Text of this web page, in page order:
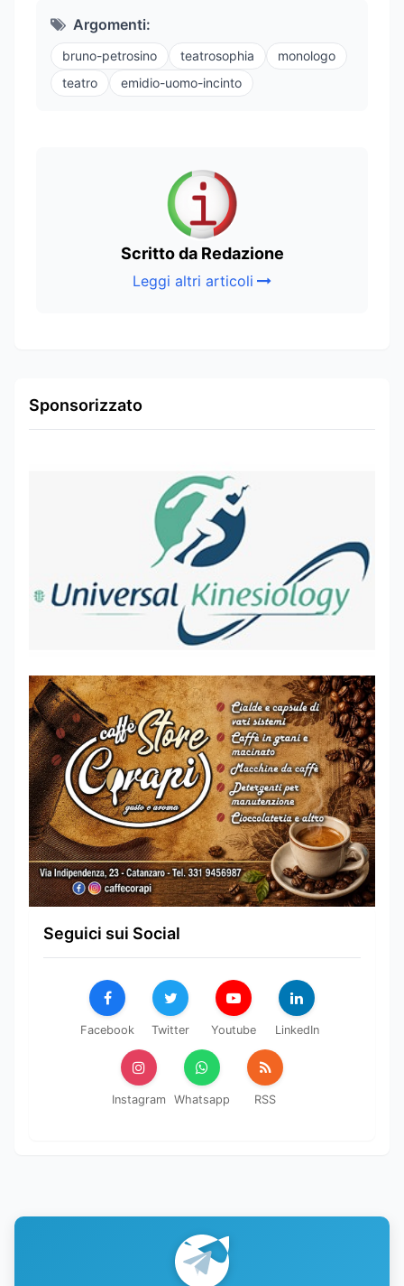
Argomenti:
bruno-petrosino teatrosophia
monologo
teatro
emidio-uomo-incinto
Scritto da Redazione
Leggi altri articoli
Sponsorizzato
Seguici sui Social
Facebook Twitter Youtube LinkedIn
Instagram Whatsapp RSS